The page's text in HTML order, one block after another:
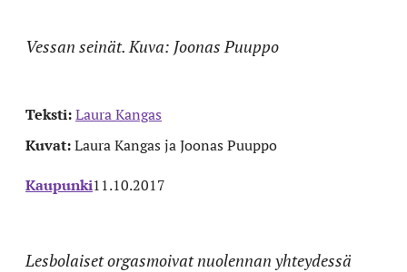
Vessan seinät. Kuva: Joonas Puuppo
Teksti:Laura Kangas
Kuvat:Laura Kangas ja Joonas Puuppo
Kaupunki11.10.2017
Lesbolaiset orgasmoivat nuolennan yhteydessä